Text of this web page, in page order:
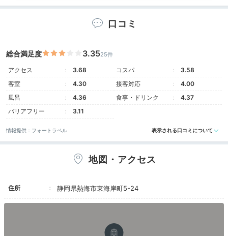
16:00
プライベート温泉
客室風呂で寛げる
露天風呂付き客室なら、蛇口をひねるといつでも天然か
口コミ
総合満足度 3.3525件
アクセス 3.68 コスパ
3.58
客室
4.30 接客対応
4.00
風呂
4.36 食事・ドリンク
4.37
バリアフリー
3.11
情報提供：フォートラベル 表示される口コミについて
地図・アクセス
住所 静岡県熱海市東海岸町5-24